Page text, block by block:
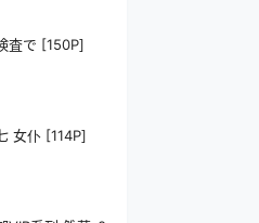
査で [150P]
女仆 [114P]